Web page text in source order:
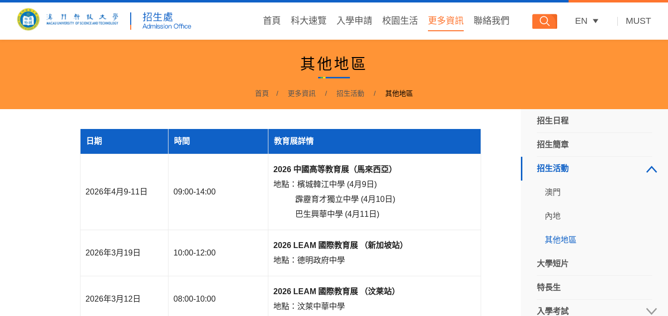
首頁 科大速覽 入學申請 校園生活 更多資訊 聯絡我們 EN MUST
其他地區
首頁 更多資訊 招生活動 其他地區
日期 時間 教育展詳情
2026年4月9-11日 09:00-14:00
2026 中國高等教育展（馬來西亞）
地點：檳城韓江中學 (4月9日)
霹靂育才獨立中學 (4月10日)
巴生興華中學 (4月11日)
2026年3月19日 10:00-12:00
2026 LEAM 國際教育展 （新加坡站）
地點：德明政府中學
2026年3月12日 08:00-10:00
2026 LEAM 國際教育展 （汶莱站）
地點：汶萊中華中學
招生日程
招生簡章
招生活動
澳門
內地
其他地區
大學短片
特長生
入學考試